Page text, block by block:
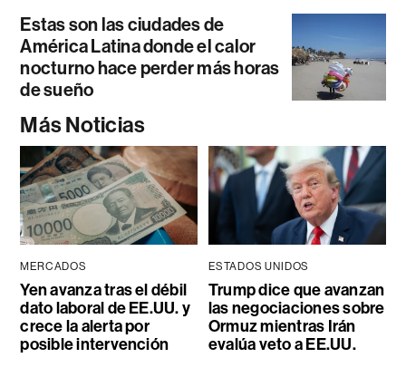
Estas son las ciudades de
América Latina donde el calor
nocturno hace perder más horas
de sueño
Más Noticias
MERCADOS
Yen avanza tras el débil
dato laboral de EE.UU. y
crece la alerta por
posible intervención
ESTADOS UNIDOS
Trump dice que avanzan
las negociaciones sobre
Ormuz mientras Irán
evalúa veto a EE.UU.